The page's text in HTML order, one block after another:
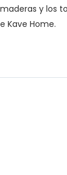
y los
Kave Home.